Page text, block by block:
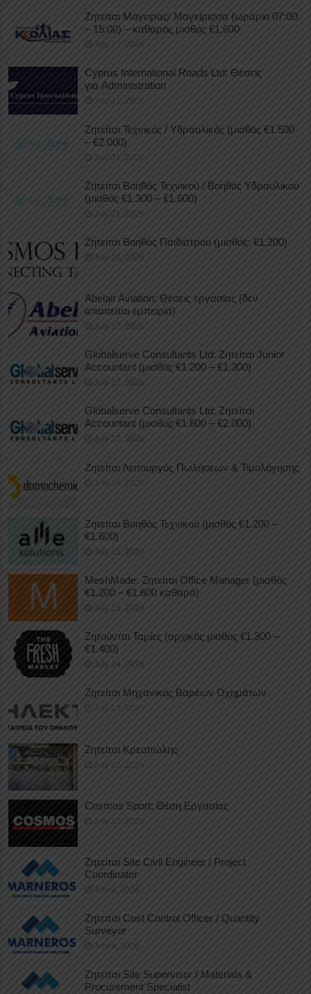
Ζητείται Μάγειρας/ Μαγείρισσα (ωράριο 07:00
– 15:00) – καθαρός μισθός €1.600
July 23, 2026
Cyprus International Roads Ltd: Θέσεις
για Administration
July 21, 2026
Ζητείται Τεχνικός / Υδραυλικός (μισθός €1.500
– €2.000)
July 21, 2026
Ζητείται Βοηθός Τεχνικού / Βοηθός Υδραυλικού
(μισθός €1.300 – €1.600)
July 21, 2026
Ζητείται Βοηθός Παιδιάτρου (μισθός: €1.200)
July 18, 2026
Abelair Aviation: Θέσεις εργασίας (δεν
απαιτείται εμπειρία)
July 17, 2026
Globalserve Consultants Ltd: Ζητείται Junior
Accountant (μισθός €1.200 – €1.300)
July 17, 2026
Globalserve Consultants Ltd: Ζητείται
Accountant (μισθός €1.600 – €2.000)
July 17, 2026
Ζητείται Λειτουργός Πωλήσεων & Τιμολόγησης
July 16, 2026
Ζητείται Βοηθός Τεχνικού (μισθός €1.200 –
€1.600)
July 15, 2026
MeshMade: Ζητείται Office Manager (μισθός
€1.200 – €1.600 καθαρά)
July 15, 2026
Ζητούνται Ταμίες (αρχικός μισθός €1.300 –
€1.400)
July 14, 2026
Ζητείται Μηχανικός Βαρέων Οχημάτων
July 13, 2026
Ζητείται Κρεοπώλης
July 12, 2026
Cosmos Sport: Θέση Εργασίας
July 10, 2026
Ζητείται Site Civil Engineer / Project
Coordinator
July 9, 2026
Ζητείται Cost Control Officer / Quantity
Surveyor
July 9, 2026
Ζητείται Site Supervisor / Materials &
Procurement Specialist